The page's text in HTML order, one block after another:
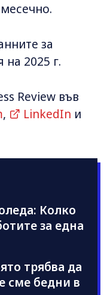
за
на 2025 г.
Review във
, LinkedIn и
Колко
за една
трябва да
сме бедни в